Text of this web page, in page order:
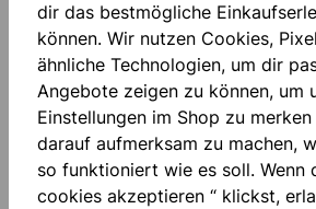
PERSONALISIERUNG
Grundpreis
Menge
dir das bestmögliche
können. Wir nutzen Cookies,
ähnliche Technologien, um dir
Angebote zeigen zu können, um
Einstellungen im Shop zu
darauf aufmerksam zu machen,
so funktioniert wie es soll. Wenn
cookies akzeptieren “ klickst,